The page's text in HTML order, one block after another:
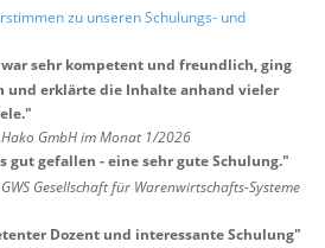
zu unseren Schulungs- und
war sehr kompetent und freundlich, ging
und erklärte die Inhalte anhand vieler
"
GmbH im Monat 1/2026
gut gefallen - eine sehr gute Schulung."
Gesellschaft für Warenwirtschafts-Systeme
Dozent und interessante Schulung"